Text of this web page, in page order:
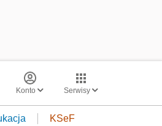
Konto Serwisy
KSeF